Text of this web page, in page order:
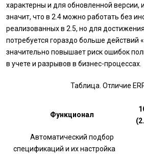
характерны и для обновленной
значит, что в 2.4 можно работать без
реализованных в 2.5, но для
потребуется гораздо больше действий
значительно повышает риск ошибок
в учете и разрывов в бизнес-процессах.
Таблица. Отличие
Функционал
Автоматический подбор
спецификаций и их настройка